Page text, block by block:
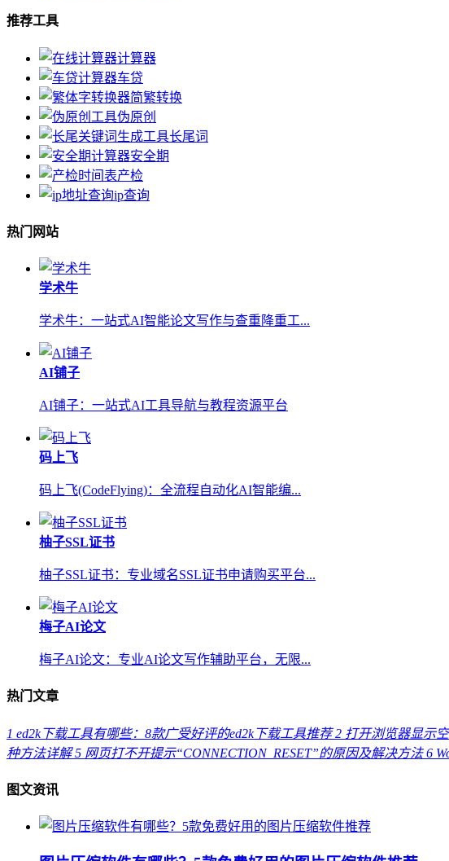
推荐工具
计算器
车贷
简繁转换
伪原创
长尾词
安全期
产检
ip查询
热门网站
学术牛
学术牛：一站式AI智能论文写作与查重降重工...
AI铺子
AI铺子：一站式AI工具导航与教程资源平台
码上飞
码上飞(CodeFlying)：全流程自动化AI智能编...
柚子SSL证书
柚子SSL证书：专业域名SSL证书申请购买平台...
梅子AI论文
梅子AI论文：专业AI论文写作辅助平台，无限...
热门文章
1 ed2k下载工具有哪些：8款广受好评的ed2k下载工具推荐 2 打开浏览器显示
种方法详解 5 网页打不开提示“CONNECTION_RESET”的原因及解决方法 6
图文资讯